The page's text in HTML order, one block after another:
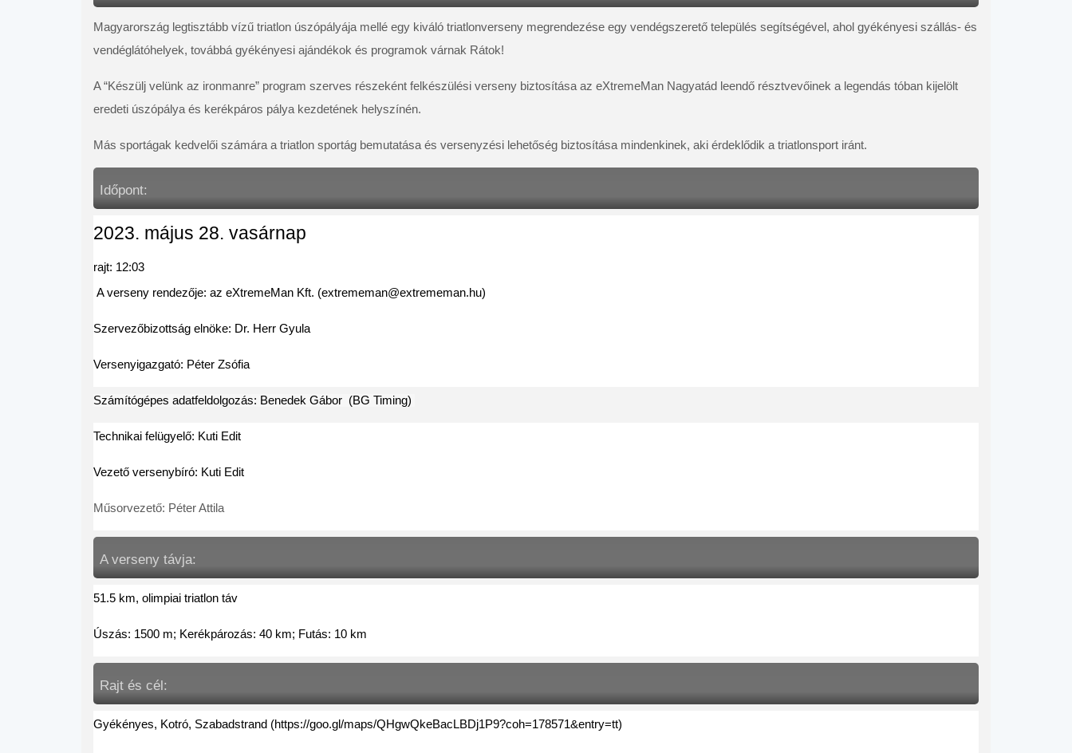
Magyarország legtisztább vízű triatlon úszópályája mellé egy kiváló triatlonverseny megrendezése egy vendégszerető település segítségével, ahol gyékényesi szállás- és
vendéglátóhelyek, továbbá gyékényesi ajándékok és programok várnak Rátok!
A “Készülj velünk az ironmanre” program szerves részeként felkészülési verseny biztosítása az eXtremeMan Nagyatád leendő résztvevőinek a legendás tóban kijelölt
eredeti úszópálya és kerékpáros pálya kezdetének helyszínén.
Más sportágak kedvelői számára a triatlon sportág bemutatása és versenyzési lehetőség biztosítása mindenkinek, aki érdeklődik a triatlonsport iránt.
Időpont:
2023. május 28. vasárnap
rajt: 12:03
A verseny rendezője: az eXtremeMan Kft. (extrememan@extrememan.hu)
Szervezőbizottság elnöke: Dr. Herr Gyula
Versenyigazgató: Péter Zsófia
Számítógépes adatfeldolgozás: Benedek Gábor  (BG Timing)
Technikai felügyelő: Kuti Edit
Vezető versenybíró: Kuti Edit
Műsorvezető: Péter Attila
A verseny távja:
51.5 km, olimpiai triatlon táv
Úszás: 1500 m; Kerékpározás: 40 km; Futás: 10 km
Rajt és cél:
Gyékényes, Kotró, Szabadstrand (https://goo.gl/maps/QHgwQkeBacLBDj1P9?coh=178571&entry=tt)